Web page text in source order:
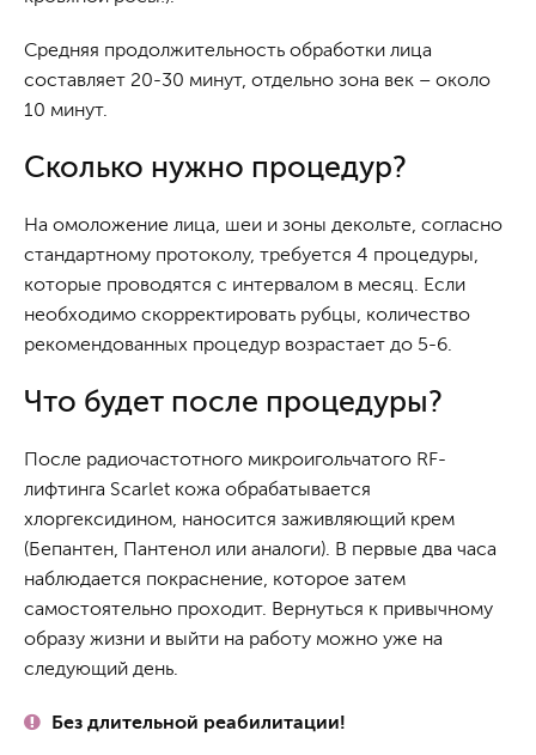
Средняя продолжительность обработки лица
составляет 20-30 минут, отдельно зона век – около
10 минут.
Сколько нужно процедур?
На омоложение лица, шеи и зоны декольте, согласно
стандартному протоколу, требуется 4 процедуры,
которые проводятся с интервалом в месяц. Если
необходимо скорректировать рубцы, количество
рекомендованных процедур возрастает до 5-6.
Что будет после процедуры?
После радиочастотного микроигольчатого RF-
лифтинга Scarlet кожа обрабатывается
хлоргексидином, наносится заживляющий крем
(Бепантен, Пантенол или аналоги). В первые два часа
наблюдается покраснение, которое затем
самостоятельно проходит. Вернуться к привычному
образу жизни и выйти на работу можно уже на
следующий день.
Без длительной реабилитации!